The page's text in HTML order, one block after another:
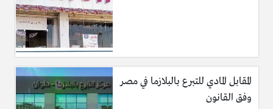
المقابل المادي للتبرع بالبلازما في مصر
وفق القانون